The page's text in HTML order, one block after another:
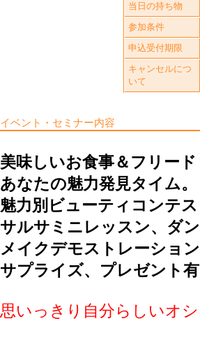
当日の持ち物
参加条件
申込受付期限
キャンセルにつ
いて
イベント・セミナー内容
美味しいお食事＆フリード
あなたの魅力発見タイム。
魅力別ビューティコンテス
サルサミニレッスン、ダン
メイクデモストレーション
サプライズ、プレゼント有
思いっきり自分らしいオ